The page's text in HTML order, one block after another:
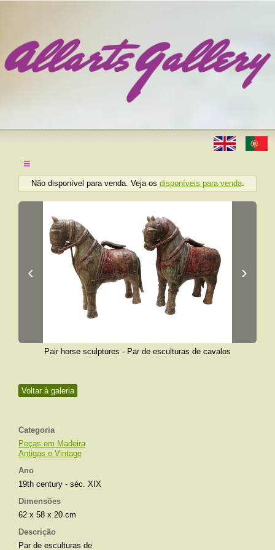
≡
Voltar à galeria
Categoria
Peças em Madeira
Antigas e Vintage
Ano
19th century - séc. XIX
Dimensões
62 x 58 x 20 cm
Descrição
Par de esculturas de
Não disponível para venda. Veja os disponíveis para venda.
‹ ›
Pair horse sculptures - Par de esculturas de cavalos